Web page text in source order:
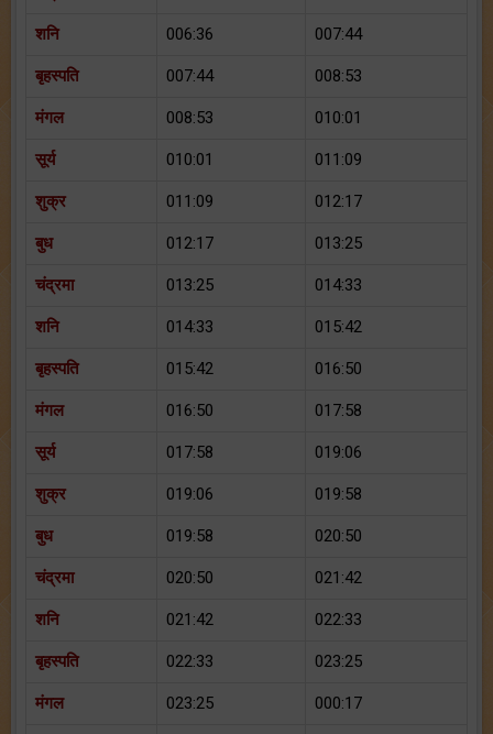
शनि 006:36 007:44
बृहस्पति 007:44 008:53
मंगल 008:53 010:01
सूर्य 010:01 011:09
शुक्र 011:09 012:17
बुध 012:17 013:25
चंद्रमा 013:25 014:33
शनि 014:33 015:42
बृहस्पति 015:42 016:50
मंगल 016:50 017:58
सूर्य 017:58 019:06
शुक्र 019:06 019:58
बुध 019:58 020:50
चंद्रमा 020:50 021:42
शनि 021:42 022:33
बृहस्पति 022:33 023:25
मंगल 023:25 000:17